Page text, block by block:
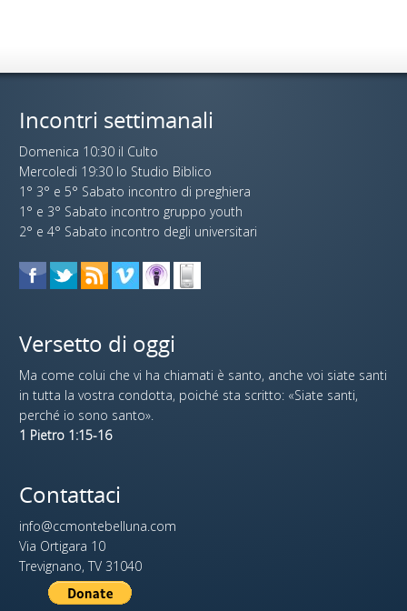
Incontri settimanali
Domenica 10:30 il Culto
Mercoledi 19:30 lo Studio Biblico
1° 3° e 5° Sabato incontro di preghiera
1° e 3° Sabato incontro gruppo youth
2° e 4° Sabato incontro degli universitari
Versetto di oggi
Ma come colui che vi ha chiamati è santo, anche voi siate santi
in tutta la vostra condotta, poiché sta scritto: «Siate santi,
perché io sono santo».
1 Pietro 1:15-16
Contattaci
info@ccmontebelluna.com
Via Ortigara 10
Trevignano, TV 31040